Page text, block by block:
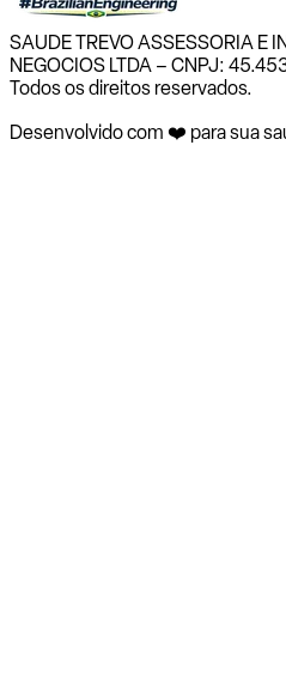
SAUDE TREVO ASSESSORIA E
NEGOCIOS LTDA – CNPJ:
Todos os direitos reservados.
Desenvolvido com ❤️ para sua